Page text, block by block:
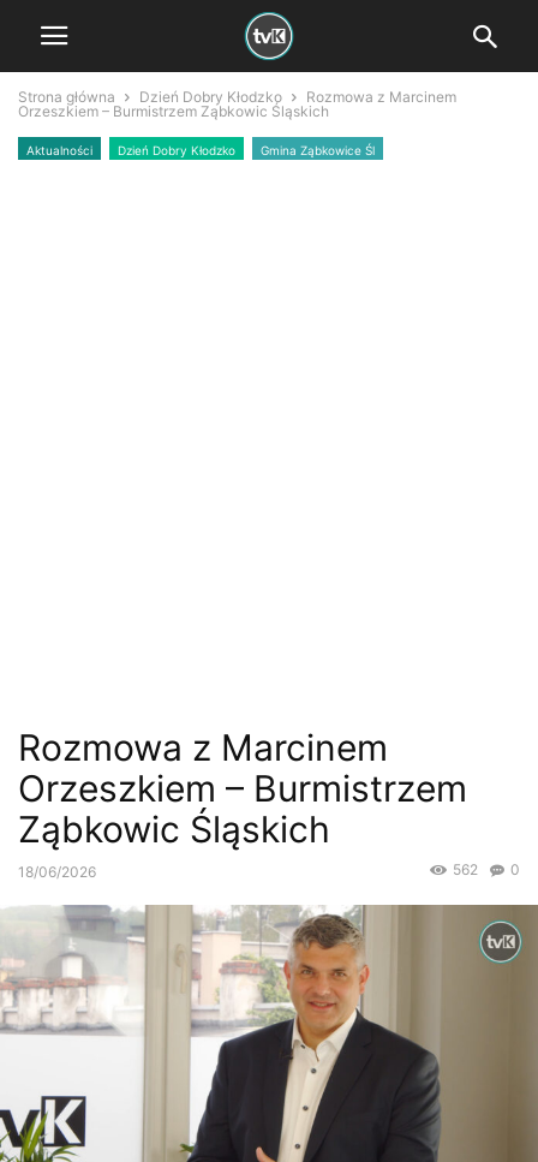
Strona główna Dzień Dobry Kłodzko
Rozmowa z Marcinem
Orzeszkiem – Burmistrzem Ząbkowic Śląskich
Aktualności Dzień Dobry Kłodzko Gmina Ząbkowice Śl
Rozmowa z Marcinem
Orzeszkiem – Burmistrzem
Ząbkowic Śląskich
18/06/2026 0
562